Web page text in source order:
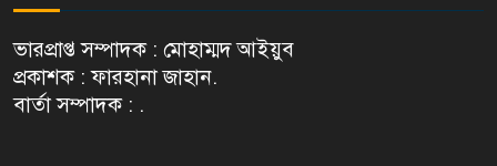
ভারপ্রাপ্ত সম্পাদক : মোহাম্মদ আইয়ুব
প্রকাশক : ফারহানা জাহান.
বার্তা সম্পাদক : .